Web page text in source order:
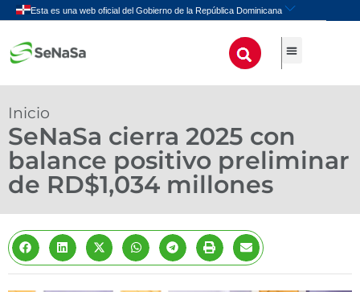
Inicio
SeNaSa cierra 2025 con
balance positivo preliminar
de RD$1,034 millones